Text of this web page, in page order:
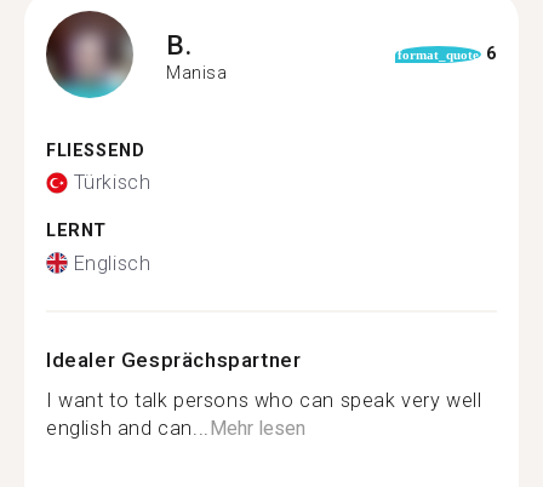
B.
Manisa
format_quote 6
FLIESSEND
Türkisch
LERNT
Englisch
Idealer Gesprächspartner
I want to talk persons who can speak very well
english and can... Mehr lesen